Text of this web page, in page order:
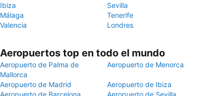
Ibiza
Sevilla
Málaga
Tenerife
Valencia
Londres
Aeropuertos top en todo el mundo
Aeropuerto de Palma de
Mallorca
Aeropuerto de Menorca
Aeropuerto de Madrid
Aeropuerto de Ibiza
Aeropuerto de Barcelona
Aeropuerto de Sevilla